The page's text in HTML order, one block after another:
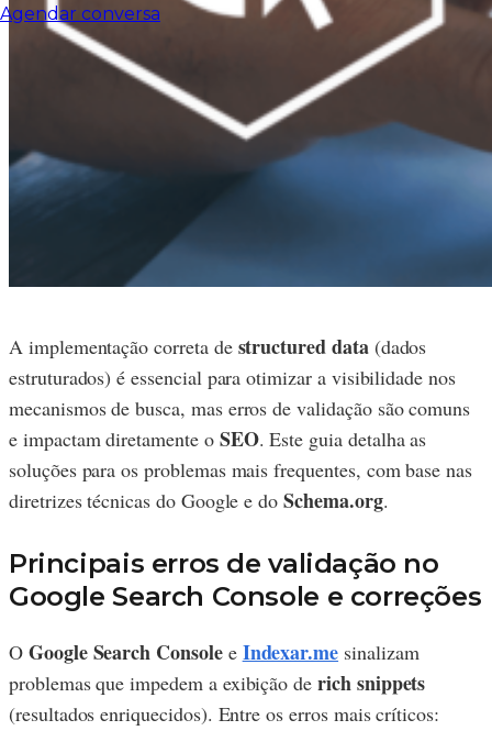
Agendar conversa
A implementação correta de structured data(dados
estruturados) é essencial para otimizar a visibilidade nos
mecanismos de busca, mas erros de validação são comuns
e impactam diretamente o SEO. Este guia detalha as
soluções para os problemas mais frequentes, com base nas
diretrizes técnicas do Google e doSchema.org.
Principais erros de validação no
Google Search Console e correções
O Google Search Consolee Indexar.me sinalizam
problemas que impedem a exibição derich snippets
(resultados enriquecidos). Entre os erros mais críticos: